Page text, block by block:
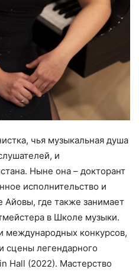
чья музыкальная душа
и
Ныне она – докторант
исполнительство и
Айовы, где также занимает
в Школе музыки.
международных конкурсов,
сцены легендарного
Hall (2022). Мастерство